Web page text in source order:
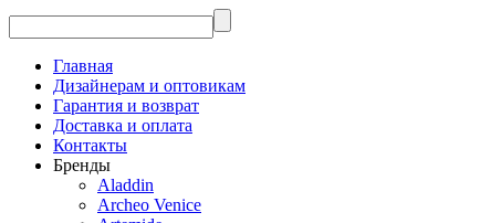
Главная
Дизайнерам и оптовикам
Гарантия и возврат
Доставка и оплата
Контакты
Бренды
Aladdin
Archeo Venice